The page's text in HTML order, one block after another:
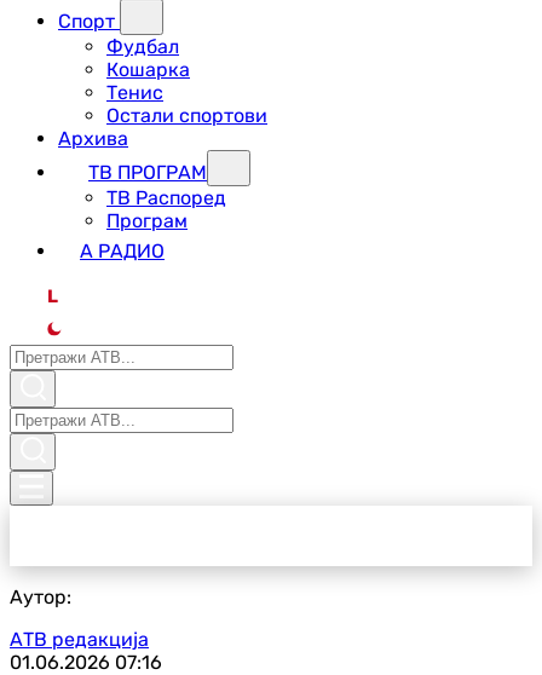
Спорт
Фудбал
Кошарка
Тенис
Остали спортови
Архива
ТВ ПРОГРАМ
ТВ Распоред
Програм
А РАДИО
L
Аутор:
АТВ редакција
01.06.2026 07:16